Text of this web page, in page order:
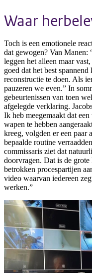
Waar
Toch is een emotionele
dat gewogen? Van Manen:
leggen het alleen maar
goed dat het best
reconstructie te doen. Als
pauzeren we even.” In
gebeurtenissen van toen
afgelegde verklaring.
Ik heb meegemaakt dat
wapen te hebben
kreeg, volgden er een paar
bepaalde routine
commissaris ziet dat
doorvragen. Dat is de
betrokken procespartijen
video waarvan iedereen
werken.”